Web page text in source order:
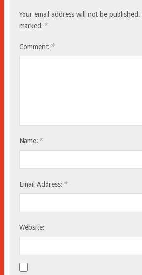
Your email address will not be published.
marked *
Comment: *
Name: *
Email Address: *
Website: